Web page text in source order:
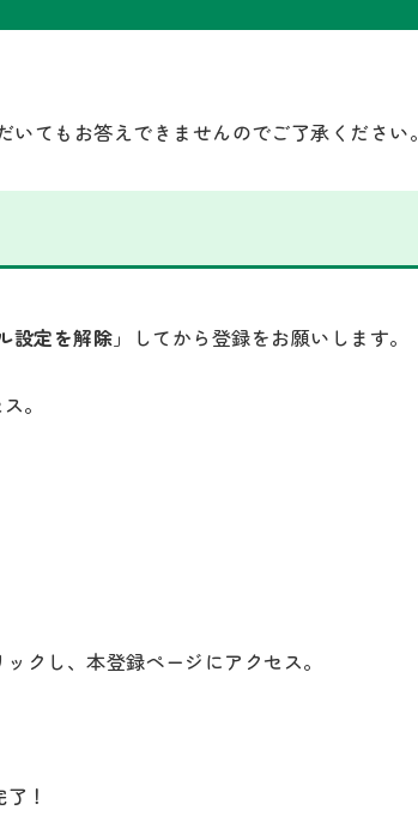
てもお答えできませんのでご了承ください。
設定を解除」してから登録をお願いします。
。
クし、本登録ページにアクセス。
！